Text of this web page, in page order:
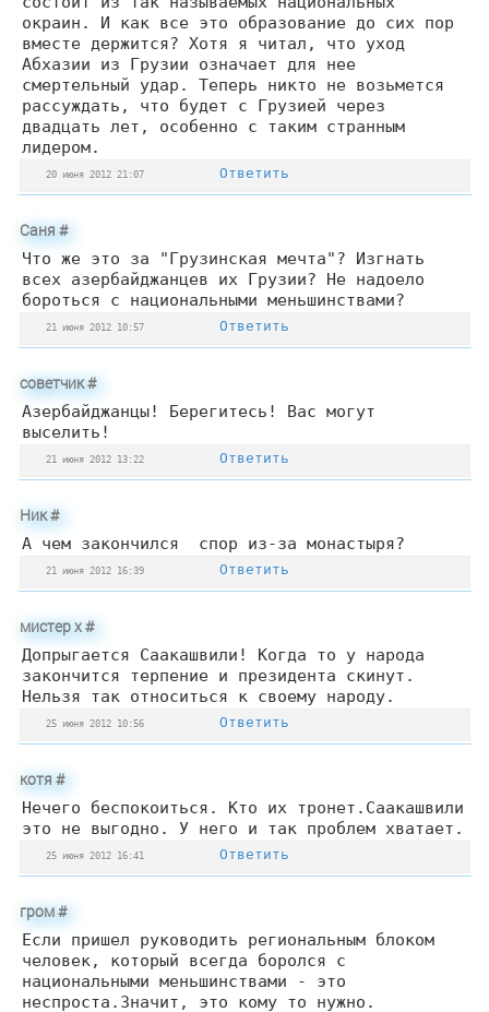
окраин. И как все это образование до сих пор
вместе держится? Хотя я читал, что уход
Абхазии из Грузии означает для нее
смертельный удар. Теперь никто не возьмется
рассуждать, что будет с Грузией через
двадцать лет, особенно с таким странным
лидером.
20 июня 2012 21:07 Ответить
Саня#
Что же это за "Грузинская мечта"? Изгнать
всех азербайджанцев их Грузии? Не надоело
бороться с национальными меньшинствами?
21 июня 2012 10:57 Ответить
советчик#
Азербайджанцы! Берегитесь! Вас могут
выселить!
21 июня 2012 13:22 Ответить
Ник#
А чем закончился спор из-за монастыря?
21 июня 2012 16:39 Ответить
мистер х#
Допрыгается Саакашвили! Когда то у народа
закончится терпение и президента скинут.
Нельзя так относиться к своему народу.
25 июня 2012 10:56 Ответить
котя#
Нечего беспокоиться. Кто их тронет.Саакашвили
это не выгодно. У него и так проблем хватает.
25 июня 2012 16:41 Ответить
гром#
Если пришел руководить региональным блоком
человек, который всегда боролся с
национальными меньшинствами - это
неспроста.Значит, это кому то нужно.